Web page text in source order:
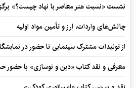
نشست «نسبت هنر معاصر با نهاد چیست؟»
چالش‌های واردات، ارز و تأمین مواد اولیه
از تولیدات مشترک سینمایی تا حضور در
معرفی و نقد کتاب «دین و نوسازی» با